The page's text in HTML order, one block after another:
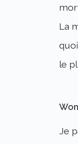
La
le
Je